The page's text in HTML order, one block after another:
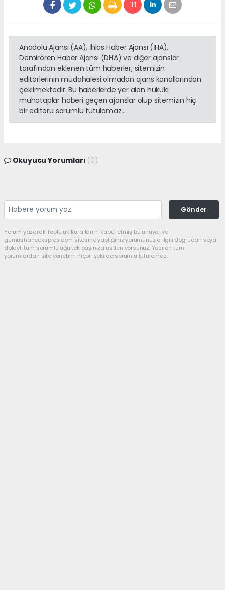
Anadolu Ajansı (AA), İhlas Haber Ajansı (İHA),
Demirören Haber Ajansı (DHA) ve diğer ajanslar
tarafından eklenen tüm haberler, sitemizin
editörlerinin müdahalesi olmadan ajans kanallarından
çekilmektedir. Bu haberlerde yer alan hukuki
muhataplar haberi geçen ajanslar olup sitemizin hiç
bir editörü sorumlu tutulamaz...
Okuyucu Yorumları (0)
Gönder
Yorum yazarak Topluluk Kuralları’nı kabul etmiş bulunuyor ve
gumushaneekspres.com sitesine yaptığınız yorumunuzla ilgili doğrudan veya
dolaylı tüm sorumluluğu tek başınıza üstleniyorsunuz. Yazılan tüm
yorumlardan site yönetimi hiçbir şekilde sorumlu tutulamaz.